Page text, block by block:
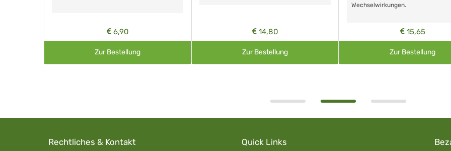
6,90
Zur Bestellung
14,80
Zur Bestellung
Wechselwirkungen.
15,65
Zur Bestellung
Rechtliches & Kontakt Quick Links